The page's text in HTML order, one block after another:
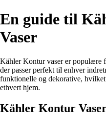
En guide til
Vaser
Kähler Kontur vaser er populære
der passer perfekt til enhver
funktionelle og dekorative,
ethvert hjem.
Kähler Kontur